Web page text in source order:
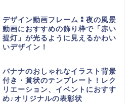
デザイン動画フレーム⁑夜の風景
動画におすすめの飾り枠で「赤い
提灯」が光るように見えるかわい
いデザイン！
バナナのおしゃれなイラスト背景
付き・賞状のテンプレート！レク
リエーション、イベントにおすす
め♪オリジナルの表彰状